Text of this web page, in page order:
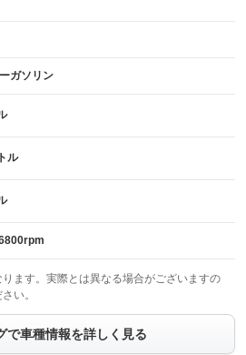
：装備あり
フロントカメラ
：装備あり
ガソリン
ル
ます。実際とは異なる場合がございますの
い。
で車種情報を詳しく見る